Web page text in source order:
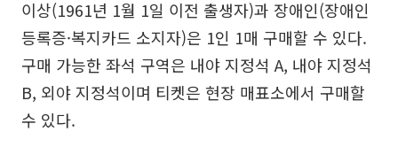
이상(1961년 1월 1일 이전 출생자)과 장애인(장애인
등록증·복지카드 소지자)은 1인 1매 구매할 수 있다.
구매 가능한 좌석 구역은 내야 지정석 A, 내야 지정석
B, 외야 지정석이며 티켓은 현장 매표소에서 구매할
수 있다.